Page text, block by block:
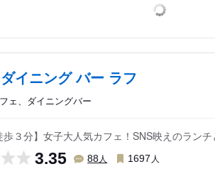
イニング バー ラフ
ェ、ダイニングバー
歩３分】女子大人気カフェ！SNS映えのラン
3.35 88人 1697 人